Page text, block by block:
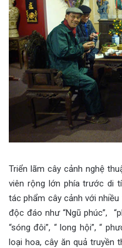
Triển lãm cây cảnh nghệ
viên rộng lớn phía trước di
tác phẩm cây cảnh với
độc đáo như “Ngũ phúc”,
“sóng đôi”, “ long hội”, “
loại hoa, cây ăn quả truyền